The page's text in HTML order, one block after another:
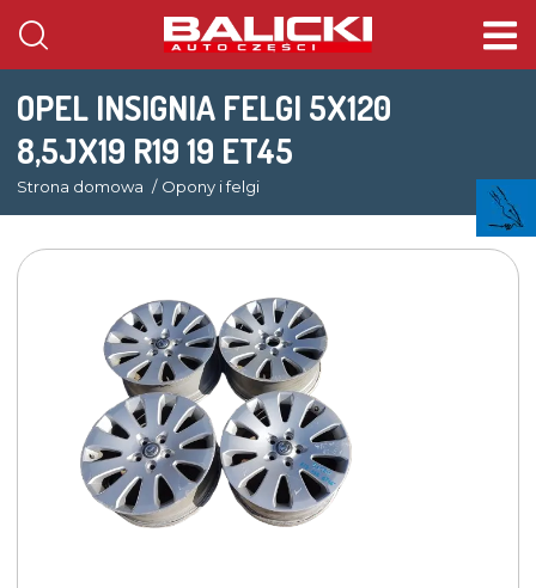
OPEL INSIGNIA FELGI 5X120
8,5JX19 R19 19 ET45
Strona domowa Opony i felgi